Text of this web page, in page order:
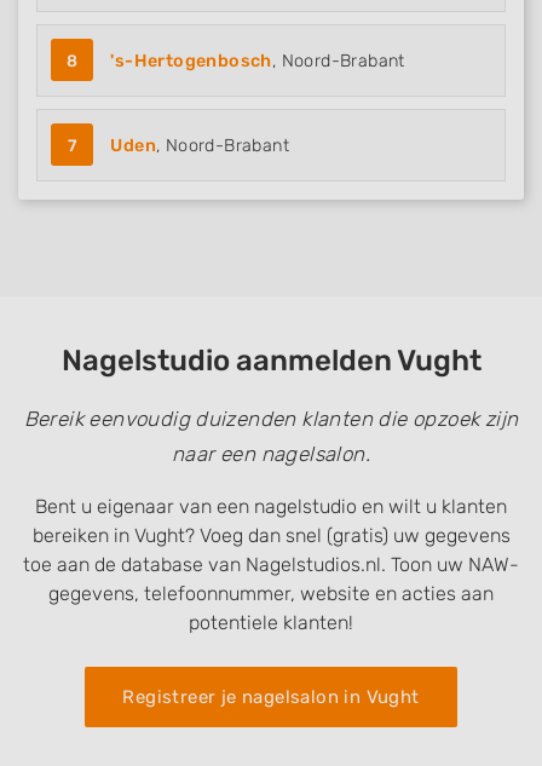
8 's-Hertogenbosch, Noord-Brabant
7 Uden, Noord-Brabant
Nagelstudio aanmelden Vught
Bereik eenvoudig duizenden klanten die opzoek zijn
naar een nagelsalon.
Bent u eigenaar van een nagelstudio en wilt u klanten
bereiken in Vught? Voeg dan snel (gratis) uw gegevens
toe aan de database van Nagelstudios.nl. Toon uw NAW-
gegevens, telefoonnummer, website en acties aan
potentiele klanten!
Registreer je nagelsalon in Vught